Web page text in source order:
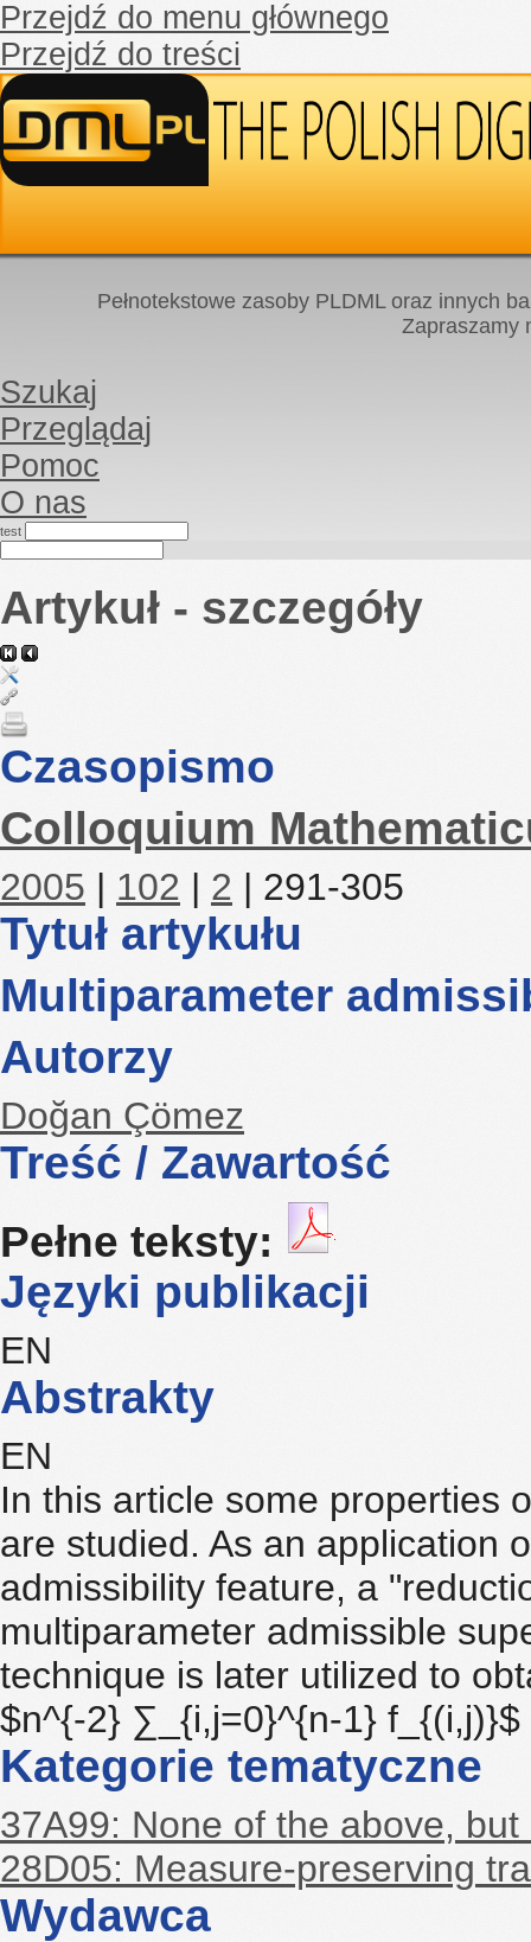
Przejdź do menu głównego
Przejdź do treści
Pełnotekstowe zasoby PLDML oraz innych
Zapraszamy
Szukaj
Przeglądaj
Pomoc
O nas
test
Artykuł - szczegóły
Czasopismo
Colloquium
2005 | 102 | 2 | 291-305
Tytuł artykułu
Multiparameter
Autorzy
Doğan Çömez
Treść / Zawartość
Pełne teksty:
Języki publikacji
EN
Abstrakty
EN
In this article some properties
are studied. As an application
admissibility feature, a
multiparameter admissible
technique is later utilized to
$n^{-2} ∑_{i,j=0}^{n-1}
Kategorie tematyczne
37A99: None of the above,
28D05: Measure-preserving
Wydawca